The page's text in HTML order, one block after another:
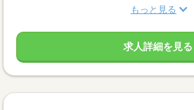
もっと見る
求人詳細を見る